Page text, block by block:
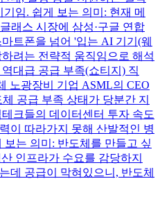
임. 쉽게 보는 의미: 현재 메
래스 시장에 삼성·구글 연합
트폰을 넘어 '입는 AI 기기(웨
려는 전략적 움직임으로 해석
대급 공급 부족(쇼티지) 직
노광장비 기업 ASML의 CEO
공급 부족 상태가 당분간 지
크들의 데이터센터 투자 속도
이 따라가지 못해 산발적인 병
는 의미: 반도체를 만들고 싶
인프라가 수요를 감당하지
데 공급이 막혀있으니, 반도체